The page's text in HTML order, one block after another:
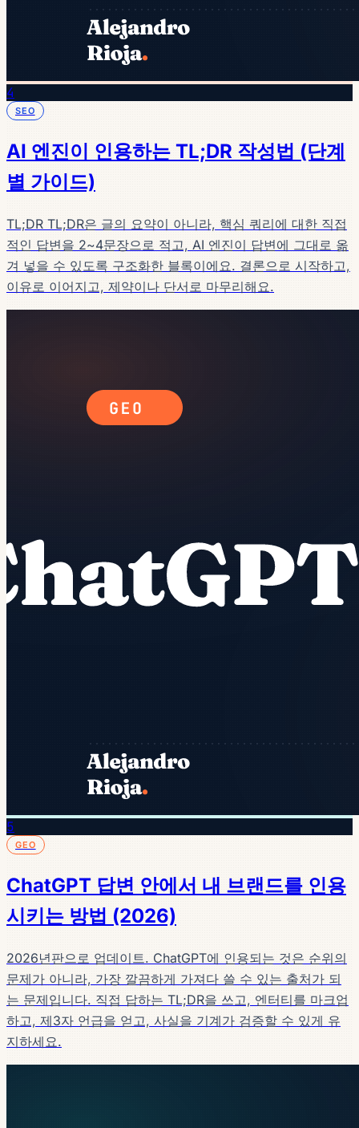
4
SEO
AI 엔진이 인용하는 TL;DR 작성법 (단계
별 가이드)
TL;DR TL;DR은 글의 요약이 아니라, 핵심 쿼리에 대한 직접
적인 답변을 2~4문장으로 적고, AI 엔진이 답변에 그대로 옮
겨 넣을 수 있도록 구조화한 블록이에요. 결론으로 시작하고,
이유로 이어지고, 제약이나 단서로 마무리해요.
5
GEO
ChatGPT 답변 안에서 내 브랜드를 인용
시키는 방법 (2026)
2026년판으로 업데이트. ChatGPT에 인용되는 것은 순위의
문제가 아니라, 가장 깔끔하게 가져다 쓸 수 있는 출처가 되
는 문제입니다. 직접 답하는 TL;DR을 쓰고, 엔터티를 마크업
하고, 제3자 언급을 얻고, 사실을 기계가 검증할 수 있게 유
지하세요.